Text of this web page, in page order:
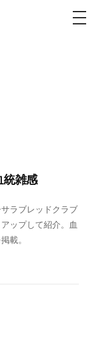
メ
ニ
統雑感
ラブレッドクラブ
ップして紹介。血
載。